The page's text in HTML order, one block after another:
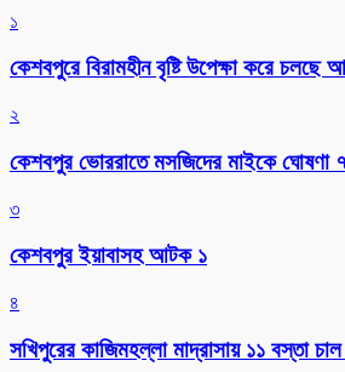
১
কেশবপুরে বিরামহীন বৃষ্টি উপেক্ষা করে চলছে
২
কেশবপুর ভোররাতে মসজিদের মাইকে ঘোষণা
৩
কেশবপুর ইয়াবাসহ আটক ১
৪
সখিপুরের কাজিমহল্লা মাদ্রাসায় ১১ বস্তা